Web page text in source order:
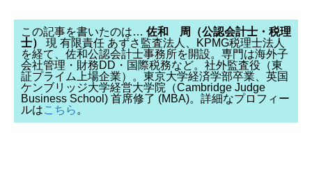
この記事を書いたのは… 佐和 周（公認会計士・税理
士）
現 有限責任 あずさ監査法人、KPMG税理士法人
を経て、佐和公認会計士事務所を開設。専門は海外子
会社管理・財務DD・国際税務など。社外監査役（東
証プライム上場企業）。東京大学経済学部卒業、英国
ケンブリッジ大学経営大学院（Cambridge Judge
Business School) 首席修了 (MBA)。詳細なプロフィー
ルはこちら。